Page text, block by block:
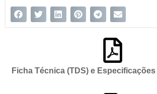
Ficha Técnica (TDS) e